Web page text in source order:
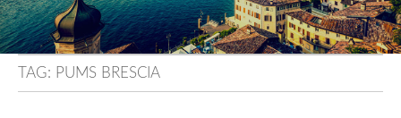
TAG: PUMS BRESCIA